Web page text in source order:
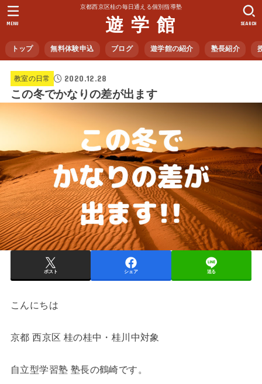
京都西京区桂の毎日通える個別指導塾
遊 学 館
トップ 無料体験申込 ブログ 遊学館の紹介 塾長紹介
SEARCH
MENU
教室の日常 2020.12.28
この冬でかなりの差が出ます
ポスト シェア 送る
こんにちは
京都 西京区 桂の桂中・桂川中対象
自立型学習塾 塾長の鶴崎です。